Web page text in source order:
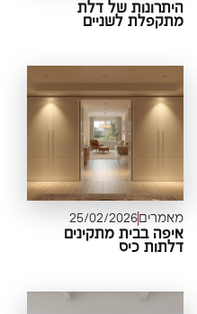
של דלת
לשניים
25/02/2026
בבית מתקינים
כיס